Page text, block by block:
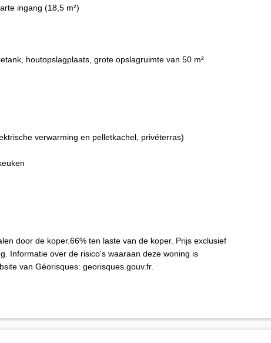
ingang (18,5 m²)
houtopslagplaats, grote opslagruimte van 50 m²
verwarming en pelletkachel, privéterras)
door de koper.66% ten laste van de koper. Prijs exclusief
Informatie over de risico's waaraan deze woning is
van Géorisques: georisques.gouv.fr.